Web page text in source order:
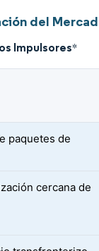
del
Impulsores*
paquetes de
cercana de